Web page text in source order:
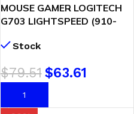
MOUSE GAMER LOGITECH
G703 LIGHTSPEED (910-
25K | LED-RGB
Stock
$79.51 $63.61
AÑADIR AL CARRITO